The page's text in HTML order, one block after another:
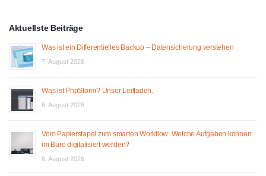
Aktuellste Beiträge
Was ist ein Differentielles Backup – Datensicherung verstehen
7. August 2026
Was ist PhpStorm? Unser Leitfaden.
6. August 2026
Vom Papierstapel zum smarten Workflow: Welche Aufgaben können
im Büro digitalisiert werden?
6. August 2026